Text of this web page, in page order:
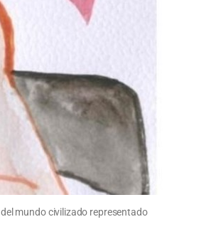
mundo civilizado representado